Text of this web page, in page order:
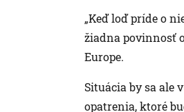
„Keď loď príde o
žiadna povinnosť
Europe.
Situácia by sa ale
opatrenia, ktoré